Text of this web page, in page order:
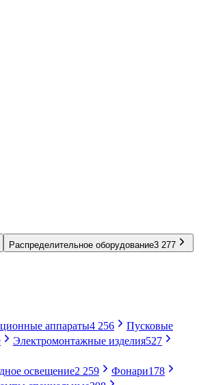
Распределительное оборудование3 277
аппараты4 256
Пусковые
Электромонтажные изделия527
освещение2 259 Фонари178